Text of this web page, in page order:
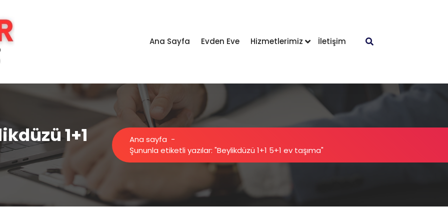
Ana Sayfa Evden Eve Hizmetlerimiz İletişim
1+1
Ana sayfa -
Şununla etiketli yazılar: "Beylikdüzü 1+1 5+1 ev taşıma"